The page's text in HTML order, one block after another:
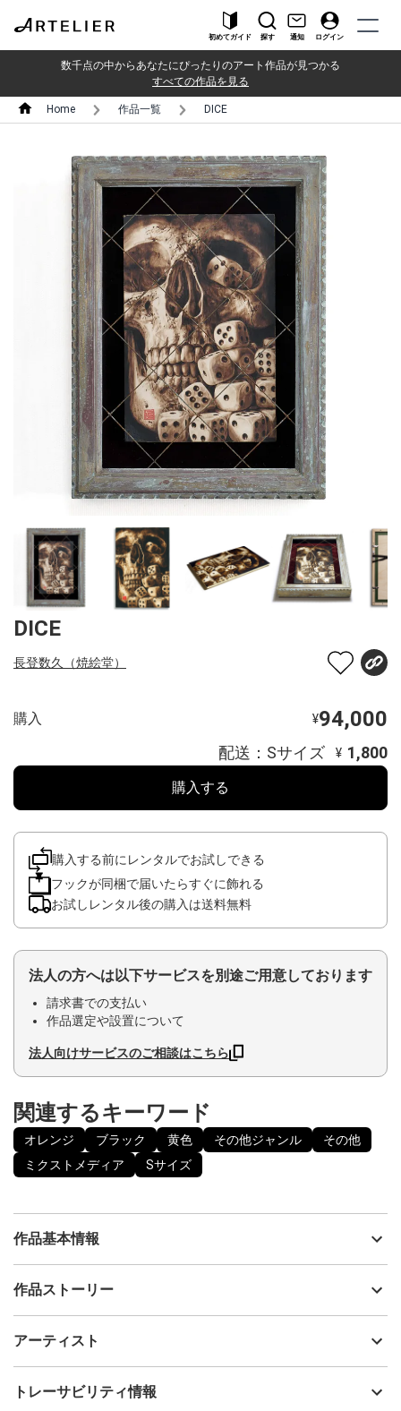
初めてガイド 探す 通知 ログイン
数千点の中からあなたにぴったりのアート作品が見つかる
すべての作品を見る
Home 作品一覧 DICE
DICE
長登数久（焼絵堂）
購入 ¥94,000
配送：Sサイズ ¥ 1,800
購入する
購入する前にレンタルでお試しできる
フックが同梱で届いたらすぐに飾れる
お試しレンタル後の購入は送料無料
法人の方へは以下サービスを別途ご用意しております
請求書での支払い
作品選定や設置について
法人向けサービスのご相談はこちら
関連するキーワード
オレンジ ブラック 黄色 その他ジャンル
その他
ミクストメディア
Sサイズ
作品基本情報
出品者
制作年
ミクストメディア
作品ストーリー
サイコロを振るのは自分自身だ。
●本作は「焼き絵」技法によって描かれています。「焼き絵」とは
アーティスト
長登数久（焼絵堂）
トレーサビリティ情報